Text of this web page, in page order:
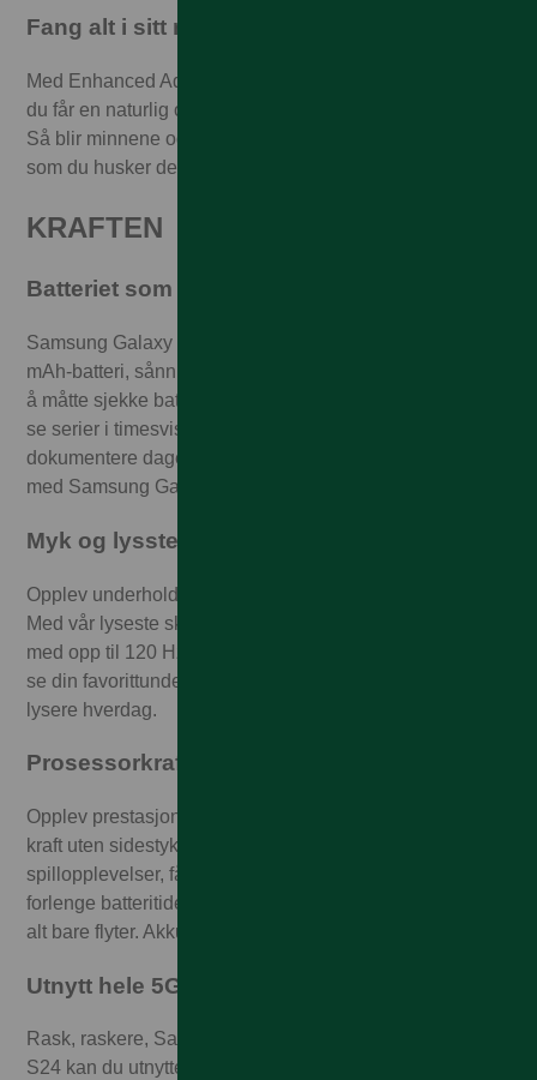
Fang alt i sitt rette element
Med Enhanced Adaptive Pixel kan du enkelt sørge for at
du får en naturlig og korrekt fargetone i alle dine bilder.
Så blir minnene og opplevelsene dine bevart akkurat
som du husker dem.
KRAFTEN
Batteriet som tilpasser seg deg
Samsung Galaxy S24 er utrustet med et kraftig 4000
mAh-batteri, sånn at du kan gjøre det du vil lenge – uten
å måtte sjekke batteriprosenten. Med andre ord kan du
se serier i timesvis, spille favorittspillet ditt og
dokumentere dagen din med kameraet – mye lengre enn
med Samsung Galaxy S23-serien.
Myk og lyssterk skjermopplevelse
Opplev underholdning slik den var ment til å oppleves.
Med vår lyseste skjermstyrke noensinne, i kombinasjon
med opp til 120 Hz adaptiv oppdateringsfrekvens, kan du
se din favorittunderholdning i nytt lys og se frem mot en
lysere hverdag.
Prosessorkraft som tøyer grensene
Opplev prestasjoner utenom det vanlige, som gir deg en
kraft uten sidestykke. Alt for at du skal kunne makse dine
spillopplevelser, få fullstendig utbytte av AI-funksjonene,
forlenge batteritiden din og få en smidig opplevelse hvor
alt bare flyter. Akkurat som det skal.
Utnytt hele 5G-kraften
Rask, raskere, Samsung Galaxy S24. Med 5G og Galaxy
S24 kan du utnytte den utrolige hastigheten til fulle. Vi